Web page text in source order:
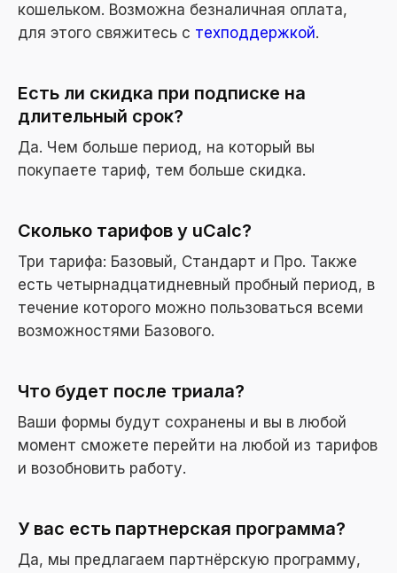
кошельком. Возможна безналичная оплата,
для этого свяжитесь с техподдержкой.
Есть ли скидка при подписке на
длительный срок?
Да. Чем больше период, на который вы
покупаете тариф, тем больше скидка.
Сколько тарифов у uCalc?
Три тарифа: Базовый, Стандарт и Про. Также
есть четырнадцатидневный пробный период, в
течение которого можно пользоваться всеми
возможностями Базового.
Что будет после триала?
Ваши формы будут сохранены и вы в любой
момент сможете перейти на любой из тарифов
и возобновить работу.
У вас есть партнерская программа?
Да, мы предлагаем партнёрскую программу,